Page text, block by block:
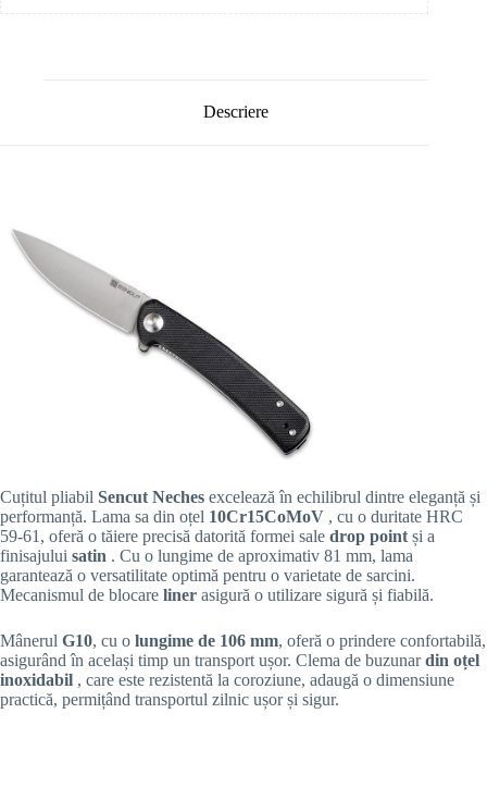
Descriere
Cuțitul pliabil Sencut Neches excelează în echilibrul dintre eleganță și
performanță. Lama sa din oțel 10Cr15CoMoV , cu o duritate HRC
59-61, oferă o tăiere precisă datorită formei sale drop point și a
finisajului satin . Cu o lungime de aproximativ 81 mm, lama
garantează o versatilitate optimă pentru o varietate de sarcini.
Mecanismul de blocare liner asigură o utilizare sigură și fiabilă.
Mânerul G10, cu o lungime de 106 mm, oferă o prindere confortabilă,
asigurând în același timp un transport ușor. Clema de buzunardin oțel
inoxidabil , care este rezistentă la coroziune, adaugă o dimensiune
practică, permițând transportul zilnic ușor și sigur.